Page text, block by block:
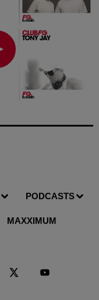
PODCASTS
MAXXIMUM